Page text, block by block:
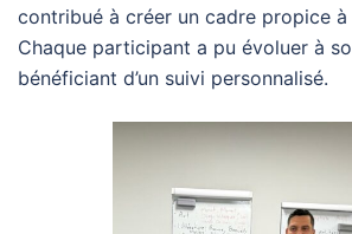
contribué à créer un cadre propice à
Chaque participant a pu évoluer à
bénéficiant d’un suivi personnalisé.